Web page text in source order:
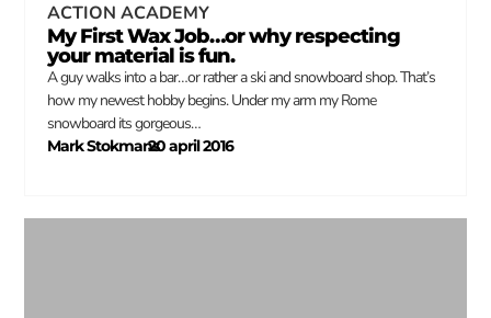
ACTION ACADEMY
My First Wax Job…or why respecting
your material is fun.
A guy walks into a bar…or rather a ski and snowboard shop. That’s
how my newest hobby begins. Under my arm my Rome
snowboard its gorgeous…
Mark Stokmans
–
20 april 2016